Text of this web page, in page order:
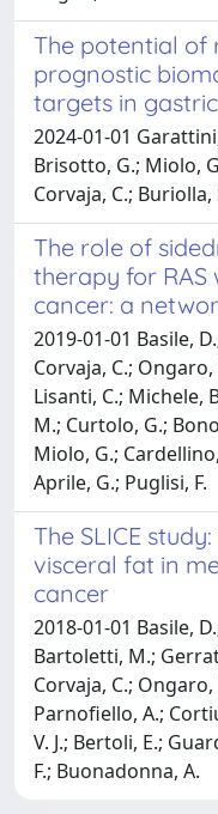
The potential of
prognostic
targets in
2024-01-01
Brisotto, G.; Miolo,
Corvaja, C.; Buriolla,
The role of
therapy for
cancer: a
2019-01-01 Basile,
Corvaja, C.;
Lisanti, C.; Michele,
M.; Curtolo, G.;
Miolo, G.;
Aprile, G.; Puglisi, F.
The SLICE
visceral fat in
cancer
2018-01-01 Basile,
Bartoletti, M.;
Corvaja, C.;
Parnofiello, A.;
V. J.; Bertoli, E.;
F.; Buonadonna, A.